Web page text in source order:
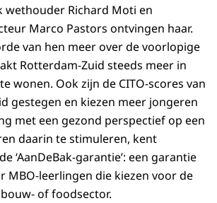
Richard Moti en
Marco Pastors ontvingen haar.
van hen meer over de voorlopige
Rotterdam-Zuid steeds meer in
wonen. Ook zijn de CITO-scores van
gestegen en kiezen meer jongeren
met een gezond perspectief op een
daarin te stimuleren, kent
‘AanDeBak-garantie’: een garantie
MBO-leerlingen die kiezen voor de
of foodsector.